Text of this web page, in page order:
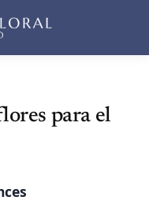
para el